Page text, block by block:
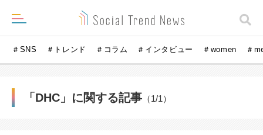
＃SNS ＃トレンド ＃コラム ＃インタビュー ＃women ＃
「DHC」に関する記事 （1/1）